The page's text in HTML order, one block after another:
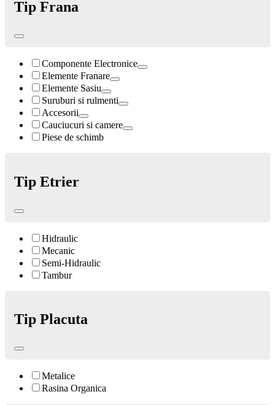
Tip Frana
Componente Electronice
Elemente Franare
Elemente Sasiu
Suruburi si rulmenti
Accesorii
Cauciucuri si camere
Piese de schimb
Tip Etrier
Hidraulic
Mecanic
Semi-Hidraulic
Tambur
Tip Placuta
Metalice
Rasina Organica